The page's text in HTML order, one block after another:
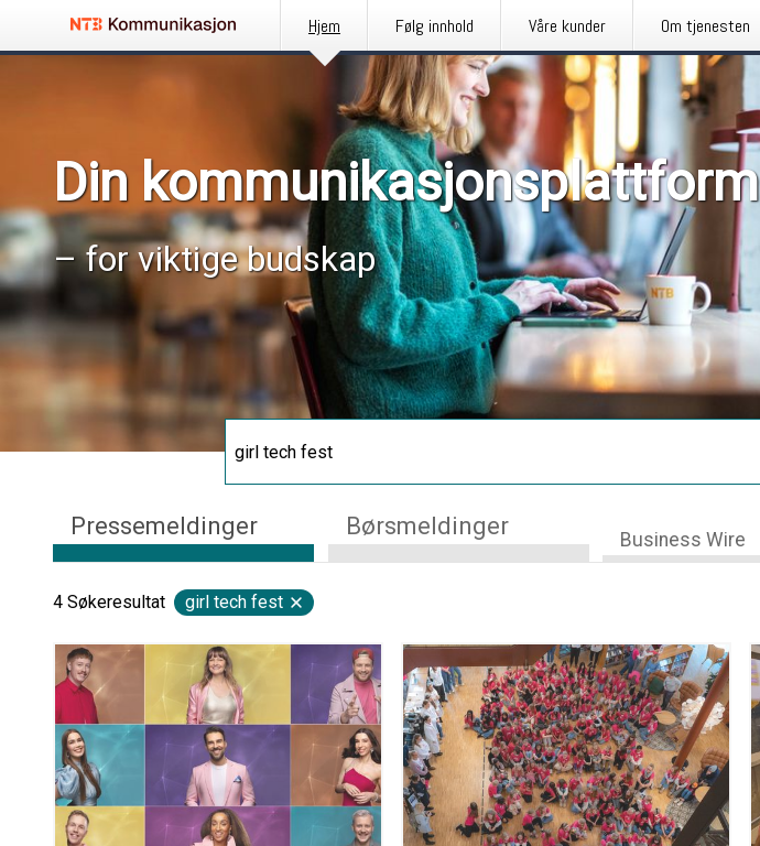
Hjem Følg innhold Våre kunder Om tjenesten
Din kommunikasjonsplattform
– for viktige budskap
Pressemeldinger Børsmeldinger Business Wire
4 Søkeresultat girl tech fest